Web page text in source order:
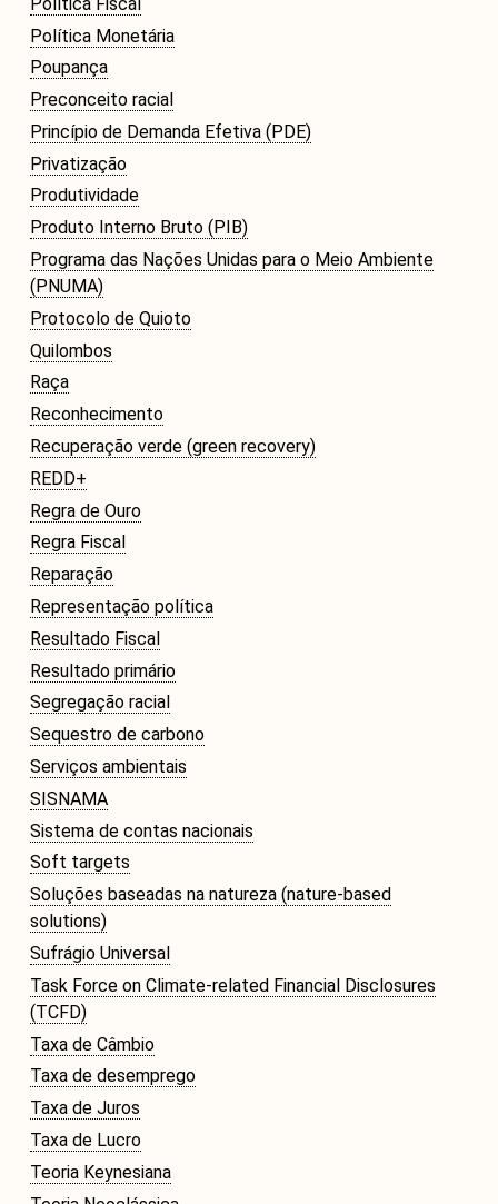
Política Monetária
Poupança
Preconceito racial
Princípio de Demanda Efetiva (PDE)
Privatização
Produtividade
Produto Interno Bruto (PIB)
Programa das Nações Unidas para o Meio Ambiente
(PNUMA)
Protocolo de Quioto
Quilombos
Raça
Reconhecimento
Recuperação verde (green recovery)
REDD+
Regra de Ouro
Regra Fiscal
Reparação
Representação política
Resultado Fiscal
Resultado primário
Segregação racial
Sequestro de carbono
Serviços ambientais
SISNAMA
Sistema de contas nacionais
Soft targets
Soluções baseadas na natureza (nature-based
solutions)
Sufrágio Universal
Task Force on Climate-related Financial Disclosures
(TCFD)
Taxa de Câmbio
Taxa de desemprego
Taxa de Juros
Taxa de Lucro
Teoria Keynesiana